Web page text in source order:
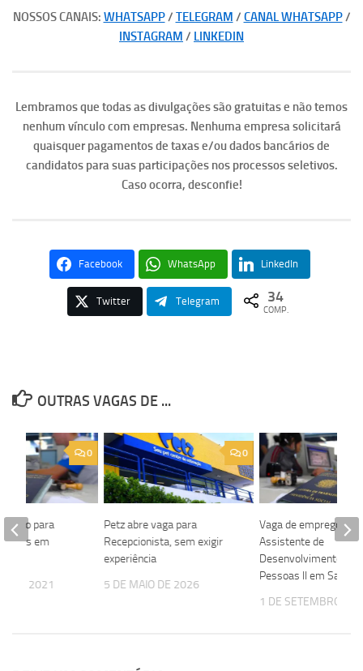
NOSSOS CANAIS: WHATSAPP/ TELEGRAM / CANAL WHATSAPP/
INSTAGRAM / LINKEDIN
Lembramos que todas as divulgações são gratuitas e não temos
nenhum vínculo com empresas. Nenhuma empresa solicitará
quaisquer pagamentos de taxas e/ou dados bancários de
candidatos para suas participações nos processos seletivos.
Caso ocorra, desconfie!
Facebook WhatsApp LinkedIn
Twitter Telegram 34
COMP.
OUTRAS VAGAS DE ...
0
Petz abre vaga para
Recepcionista, sem exigir
experiência
5 DE MAIO DE 2026
Vaga de emprego
Assistente de
Desenvolvimento de
Pessoas II em
1 DE SETEMBRO DE
0
para
em
DE 2021